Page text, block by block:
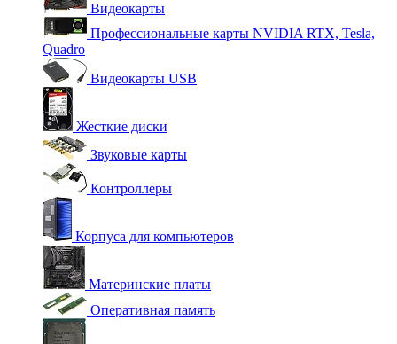
Видеокарты
Профессиональные карты NVIDIA RTX, Tesla,
Quadro
Видеокарты USB
Жесткие диски
Звуковые карты
Контроллеры
Корпуса для компьютеров
Материнские платы
Оперативная память